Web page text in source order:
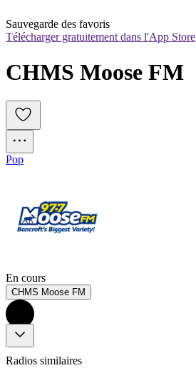
Sauvegarde des favoris
Télécharger gratuitement dans l'App Store
CHMS Moose FM
Pop
En cours
CHMS Moose FM
Radios similaires